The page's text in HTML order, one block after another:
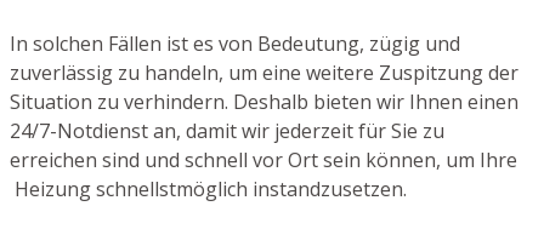
In solchen Fällen ist es von Bedeutung, zügig und
zuverlässig zu handeln, um eine weitere Zuspitzung der
Situation zu verhindern. Deshalb bieten wir Ihnen einen
24/7-Notdienst an, damit wir jederzeit für Sie zu
erreichen sind und schnell vor Ort sein können, um Ihre
Heizung schnellstmöglich instandzusetzen.